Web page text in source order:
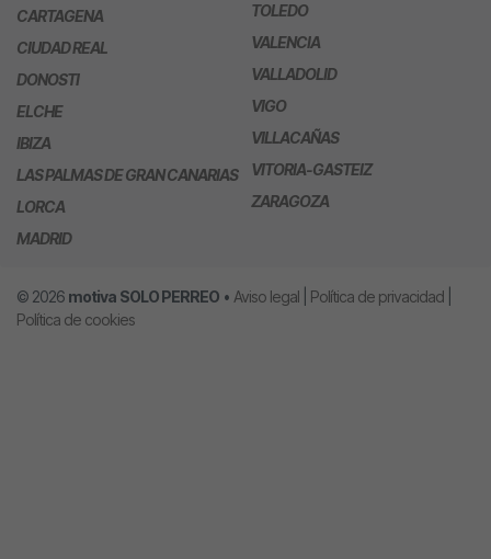
CARTAGENA
CIUDAD REAL
DONOSTI
ELCHE
IBIZA
LAS PALMAS DE GRAN CANARIAS
LORCA
MADRID
TOLEDO
VALENCIA
VALLADOLID
VIGO
VILLACAÑAS
VITORIA-GASTEIZ
ZARAGOZA
© 2026 motiva SOLO PERREO • Aviso legal Política de privacidad
Política de cookies